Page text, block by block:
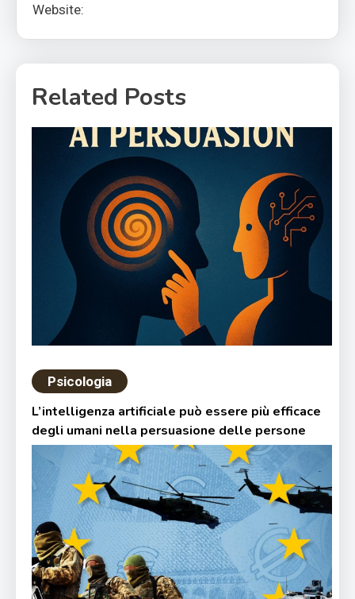
Website:
Related Posts
Psicologia
L’intelligenza artificiale può essere più efficace
degli umani nella persuasione delle persone